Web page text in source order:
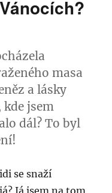
Změň
zmeškáš
život!
masa
a lásky
kde jsem
dál? To byl
se snaží